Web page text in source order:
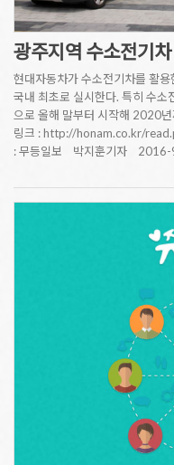
광주지역 수소전기
현대자동차가 수소전기차를 활
국내 최초로 실시한다. 특히 수소
으로 올해 말부터 시작해 2020
링크 : http://honam.co.kr/
: 무등일보 박지훈기자